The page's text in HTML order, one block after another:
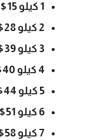
1 كيلو 15$
2 كيلو 28$
3 كيلو 39$
4 كيلو 40$
5 كيلو 44$
6 كيلو 51$
7 كيلو 58$